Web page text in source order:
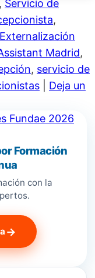
, Servicio de
,
Externalización
Madrid,
, servicio de
Deja un
Formación
con la
→